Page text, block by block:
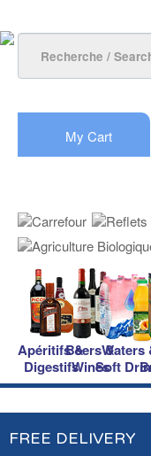
My Cart
Apéritifs &
Digestifs
Beers &
Wines
Waters
Soft
FREE DELIVERY